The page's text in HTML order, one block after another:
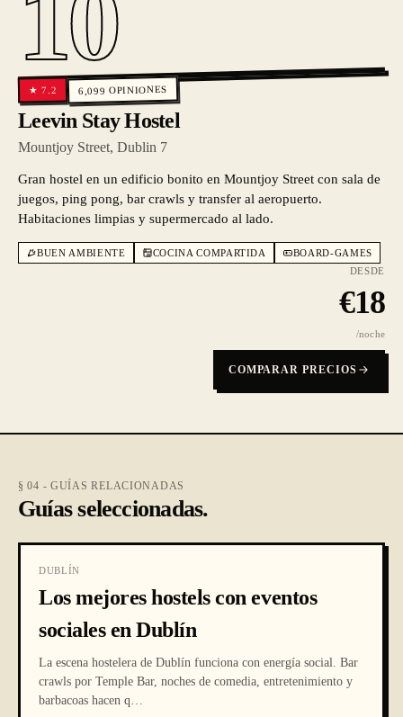
★7.2 6,099 OPINIONES
Leevin Stay Hostel
Mountjoy Street, Dublin 7
Gran hostel en un edificio bonito en Mountjoy Street con sala de
juegos, ping pong, bar crawls y transfer al aeropuerto.
Habitaciones limpias y supermercado al lado.
BUEN AMBIENTE COCINA COMPARTIDA
BOARD-GAMES
DESDE
€18
/noche
COMPARAR PRECIOS
§ 04 - GUÍAS RELACIONADAS
Guías seleccionadas.
DUBLÍN
Los mejores hostels con eventos
sociales en Dublín
La escena hostelera de Dublín funciona con energía social. Bar
crawls por Temple Bar, noches de comedia, entretenimiento y
barbacoas hacen q…